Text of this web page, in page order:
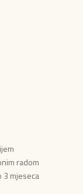
radom
3 mjeseca